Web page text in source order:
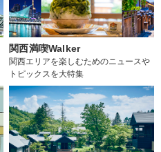
関西満喫Walker
関西エリアを楽しむためのニュースや
トピックスを大特集